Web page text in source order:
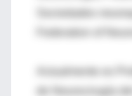
Sociedades
Federation of
de Neurocirugía